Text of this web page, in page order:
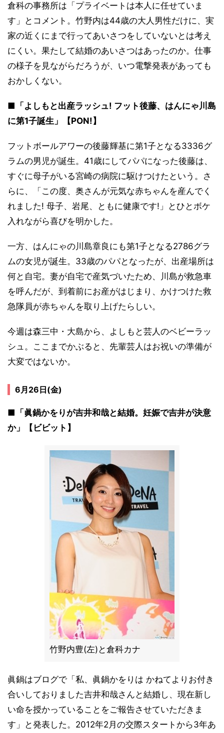
倉科の事務所は「プライベートは本人に任せていま
す」とコメント。竹野内は44歳の大人男性だけに、実
家の近くにまで行ってあいさつをしていないとは考え
にくい。果たして結婚のあいさつはあったのか。仕事
の様子を見ながらだろうが、いつ電撃発表があっても
おかしくない。
■「よしもと出産ラッシュ! フット後藤、はんにゃ川島
に第1子誕生」【PON!】
フットボールアワーの後藤輝基に第1子となる3336グ
ラムの男児が誕生。41歳にしてパパになった後藤は、
すぐに母子がいる宮崎の病院に駆けつけたという。さ
らに、「この度、奥さんが元気な赤ちゃんを産んでく
れました! 母子、岩尾、ともに健康です!」とひとボケ
入れながら喜びを明かした。
一方、はんにゃの川島章良にも第1子となる2786グラ
ムの女児が誕生。33歳のパパとなったが、出産場所は
何と自宅。妻が自宅で産気づいたため、川島が救急車
を呼んだが、到着前にお産がはじまり、かけつけた救
急隊員が赤ちゃんを取り上げたらしい。
今週は森三中・大島から、よしもと芸人のベビーラッ
シュ。ここまでかぶると、先輩芸人はお祝いの準備が
大変ではないか。
6月26日(金)
■「眞鍋かをりが吉井和哉と結婚。妊娠で吉井が決意
か」【ビビット】
竹野内豊(左)と倉科カナ
眞鍋はブログで「私、眞鍋かをりは かねてよりお付き
合いしておりました吉井和哉さんと結婚し、現在新し
い命を授かっていることをご報告させていただきま
す」と発表した。2012年2月の交際スタートから3年あ